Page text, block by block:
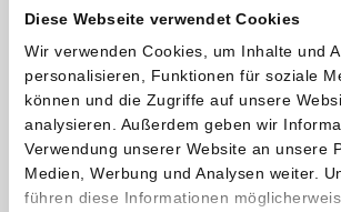
Diese Webseite verwendet Cookies
Wir verwenden Cookies, um Inhalte und
personalisieren, Funktionen für soziale
können und die Zugriffe auf unsere
analysieren. Außerdem geben wir
Verwendung unserer Website an unsere
Medien, Werbung und Analysen weiter.
führen diese Informationen
Vorteile im Alltag
Das Flash-Glucose-Monitoring gibt
Sicherheit und Selbstkontrolle, erkennt
(Hypoglykämie) und Überzuckerung
und verringert langfristig das Risiko für
Besonders für insulinpflichtige Menschen